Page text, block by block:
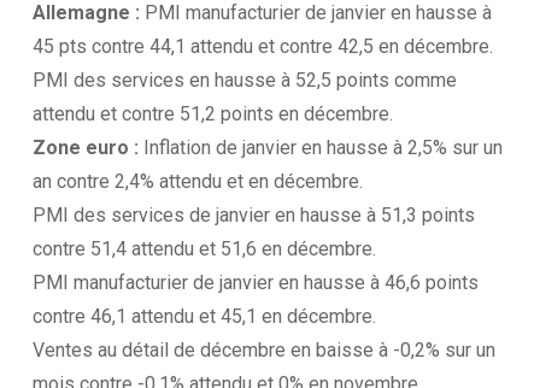
Allemagne : PMI manufacturier de janvier en hausse à
45 pts contre 44,1 attendu et contre 42,5 en décembre.
PMI des services en hausse à 52,5 points comme
attendu et contre 51,2 points en décembre.
Zone euro : Inflation de janvier en hausse à 2,5% sur un
an contre 2,4% attendu et en décembre.
PMI des services de janvier en hausse à 51,3 points
contre 51,4 attendu et 51,6 en décembre.
PMI manufacturier de janvier en hausse à 46,6 points
contre 46,1 attendu et 45,1 en décembre.
Ventes au détail de décembre en baisse à -0,2% sur un